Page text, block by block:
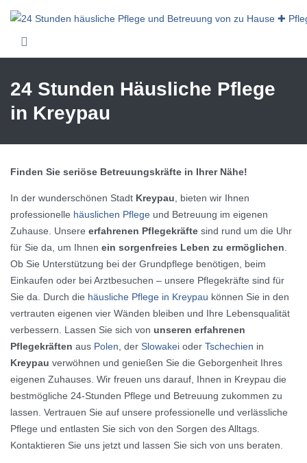
24 Stunden Häusliche Pflege
in Kreypau
Finden Sie seriöse Betreuungskräfte in Ihrer Nähe!
In der wunderschönen Stadt Kreypau, bieten wir Ihnen
professionelle häuslichen Pflege und Betreuung im eigenen
Zuhause. Unsere erfahrenen Pflegekräfte sind rund um die Uhr
für Sie da, um Ihnen ein sorgenfreies Leben zu ermöglichen.
Ob Sie Unterstützung bei der Grundpflege benötigen, beim
Einkaufen oder bei Arztbesuchen – unsere Pflegekräfte sind für
Sie da. Durch die häusliche Pflege in Kreypau können Sie in den
vertrauten eigenen vier Wänden bleiben und Ihre Lebensqualität
verbessern. Lassen Sie sich von unseren erfahrenen
Pflegekräften aus Polen, der Slowakei oder Tschechien in
Kreypau verwöhnen und genießen Sie die Geborgenheit Ihres
eigenen Zuhauses. Wir freuen uns darauf, Ihnen in Kreypau die
bestmögliche 24-Stunden Pflege und Betreuung zukommen zu
lassen. Vertrauen Sie auf unsere professionelle und verlässliche
Pflege und entlasten Sie sich von den Sorgen des Alltags.
Kontaktieren Sie uns jetzt und lassen Sie sich von uns beraten.